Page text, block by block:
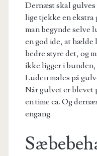
Dernæst skal gulves
lige tjekke en ekstra
man begynde selve
en god ide, at hælde
bedre styre det, og
ikke ligger i
Luden males på
Når gulvet er blevet
en time ca. Og
engang.